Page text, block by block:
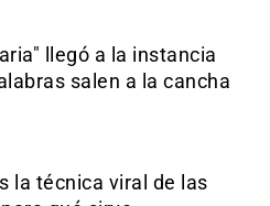
llegó a la instancia
salen a la cancha
la técnica viral de las